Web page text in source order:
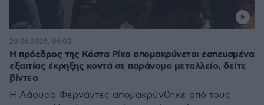
Η πρόεδρος της Κόστα Ρίκα απομακρύνεται εσπευσμένα
εξαιτίας έκρηξης κοντά σε παράνομο μεταλλείο, δείτε
βίντεο
Η Λάουρα Φερνάντες απομακρύνθηκε από τους
20.06.2026, 06:03